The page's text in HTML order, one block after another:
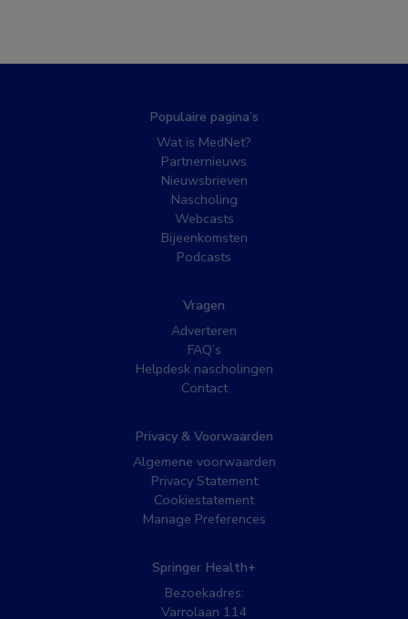
Populaire pagina’s
Wat is MedNet?
Partnernieuws
Nieuwsbrieven
Nascholing
Webcasts
Bijeenkomsten
Podcasts
Vragen
Adverteren
FAQ’s
Helpdesk nascholingen
Contact
Privacy & Voorwaarden
Algemene voorwaarden
Privacy Statement
Cookiestatement
Manage Preferences
Springer Health+
Bezoekadres:
Varrolaan 114